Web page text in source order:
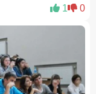
1 0